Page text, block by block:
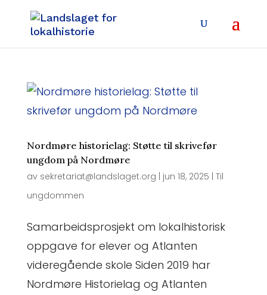
Nordmøre historielag: Støtte til skrivefør
ungdom på Nordmøre
av sekretariat@landslaget.org jun 18, 2025 Til
ungdommen
Samarbeidsprosjekt om lokalhistorisk
oppgave for elever og Atlanten
videregående skole Siden 2019 har
Nordmøre Historielag og Atlanten